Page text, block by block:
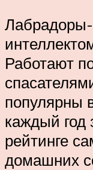
Работают
популярны
каждый год
рейтинге
домашних